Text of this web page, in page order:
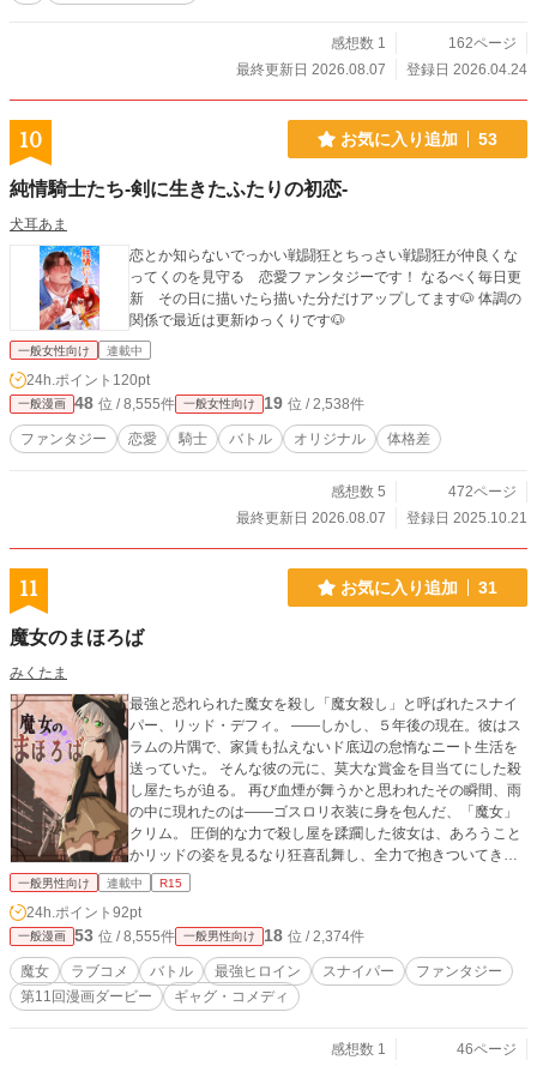
感想数 1
162ページ
最終更新日 2026.08.07
登録日 2026.04.24
10 お気に入り追加 53
純情騎士たち-剣に生きたふたりの初恋-
犬耳あま
恋とか知らないでっかい戦闘狂とちっさい戦闘狂が仲良くな
ってくのを見守る 恋愛ファンタジーです！ なるべく毎日更
新 その日に描いたら描いた分だけアップしてます🐶 体調の
関係で最近は更新ゆっくりです🐶
一般女性向け 連載中
24h.ポイント 120pt
一般漫画 48 位 / 8,555件 一般女性向け 19 位 / 2,538件
ファンタジー 恋愛 騎士 バトル オリジナル 体格差
感想数 5
472ページ
最終更新日 2026.08.07
登録日 2025.10.21
11 お気に入り追加 31
魔女のまほろば
みくたま
最強と恐れられた魔女を殺し「魔女殺し」と呼ばれたスナイ
パー、リッド・デフィ。 ――しかし、５年後の現在。彼はス
ラムの片隅で、家賃も払えないド底辺の怠惰なニート生活を
送っていた。 そんな彼の元に、莫大な賞金を目当てにした殺
し屋たちが迫る。 再び血煙が舞うかと思われたその瞬間、雨
の中に現れたのは――ゴスロリ衣装に身を包んだ、「魔女」
クリム。 圧倒的な力で殺し屋を蹂躙した彼女は、あろうこと
かリッドの姿を見るなり狂喜乱舞し、全力で抱きついてき
て!? 「やっと会えました！ この身のすべてをリッド様に捧げ
凄腕（だけど働きたくない）最強（だけど愛が重すぎる）ヤ
ンデレ魔女が織りなす、命がけの勘違い（？）バトルラブコ
メ、ここに開幕！
一般男性向け 連載中 R15
24h.ポイント 92pt
一般漫画 53 位 / 8,555件 一般男性向け 18 位 / 2,374件
魔女 ラブコメ バトル 最強ヒロイン スナイパー
ファンタジー
第11回漫画ダービー
ギャグ・コメディ
感想数 1
46ページ